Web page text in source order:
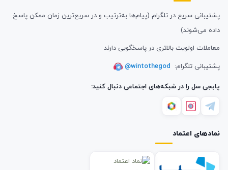
پشتیبانی سریع در تلگرام (پیام‌ها به‌ترتیب و در سریع‌ترین زمان ممکن پاسخ
داده می‌شوند)
معاملات اولویت بالاتری در پاسخگویی دارند
پشتیبانی تلگرام: @wintothegod
پابجی سل را در شبکه‌های اجتماعی دنبال کنید:
نمادهای اعتماد